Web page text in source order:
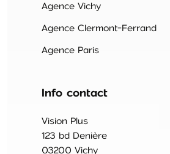
Agence Vichy
Agence Clermont-Ferrand
Agence Paris
Info contact
Vision Plus
123 bd Denière
03200 Vichy